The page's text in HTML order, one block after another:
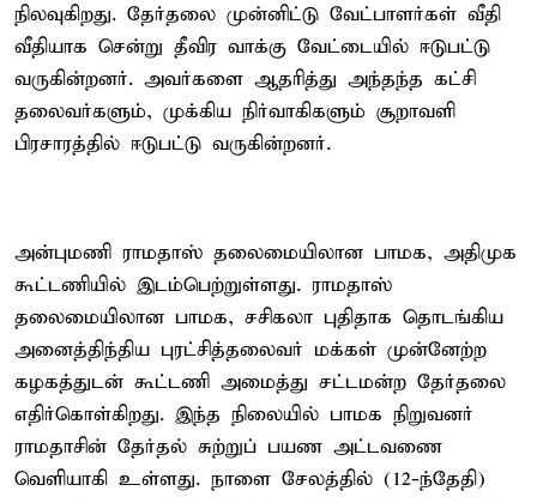
நிலவுகிறது. தேர்தலை முன்னிட்டு வேட்பாளர்கள் வீதி
வீதியாக சென்று தீவிர வாக்கு வேட்டையில் ஈடுபட்டு
வருகின்றனர். அவர்களை ஆதரித்து அந்தந்த கட்சி
தலைவர்களும், முக்கிய நிர்வாகிகளும் சூறாவளி
பிரசாரத்தில் ஈடுபட்டு வருகின்றனர்.
அன்புமணி ராமதாஸ் தலைமையிலான பாமக, அதிமுக
கூட்டணியில் இடம்பெற்றுள்ளது. ராமதாஸ்
தலைமையிலான பாமக, சசிகலா புதிதாக தொடங்கிய
அனைத்திந்திய புரட்சித்தலைவர் மக்கள் முன்னேற்ற
கழகத்துடன் கூட்டணி அமைத்து சட்டமன்ற தேர்தலை
எதிர்கொள்கிறது. இந்த நிலையில் பாமக நிறுவனர்
ராமதாசின் தேர்தல் சுற்றுப் பயண அட்டவணை
வெளியாகி உள்ளது. நாளை சேலத்தில் (12-ந்தேதி)